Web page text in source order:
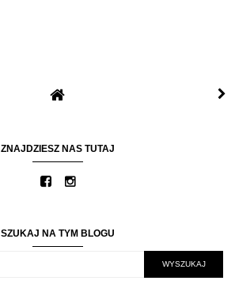
ZNAJDZIESZ NAS TUTAJ
SZUKAJ NA TYM BLOGU